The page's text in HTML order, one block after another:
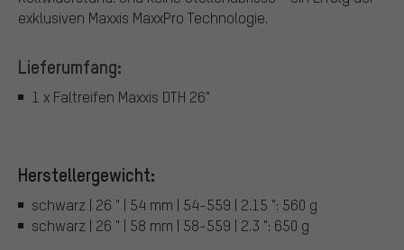
exklusiven Maxxis MaxxPro Technologie.
Lieferumfang:
1 x Faltreifen Maxxis DTH 26"
Herstellergewicht:
schwarz | 26 " | 54 mm | 54-559 | 2.15 ": 560 g
schwarz | 26 " | 58 mm | 58-559 | 2.3 ": 650 g